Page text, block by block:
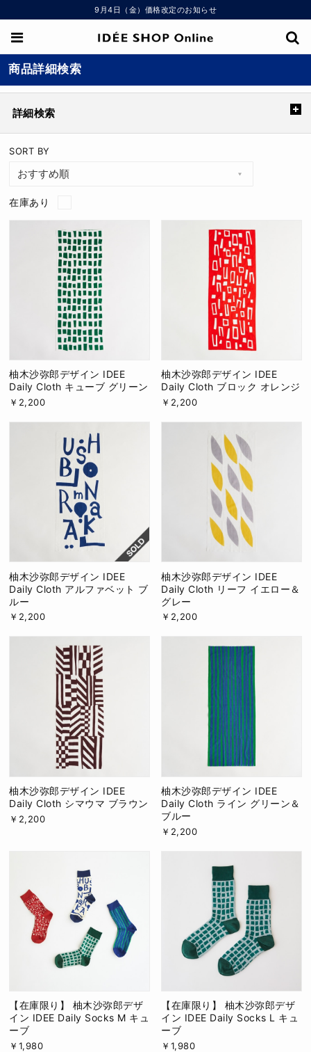
9月4日（金）価格改定のお知らせ
商品詳細検索
詳細検索
SORT BY
在庫あり
柚木沙弥郎デザイン IDEE
Daily Cloth キューブ グリーン
￥2,200
柚木沙弥郎デザイン IDEE
Daily Cloth ブロック オレンジ
￥2,200
柚木沙弥郎デザイン IDEE
Daily Cloth アルファベット ブ
ルー
￥2,200
柚木沙弥郎デザイン IDEE
Daily Cloth リーフ イエロー＆
グレー
￥2,200
柚木沙弥郎デザイン IDEE
Daily Cloth シマウマ ブラウン
￥2,200
柚木沙弥郎デザイン IDEE
Daily Cloth ライン グリーン＆
ブルー
￥2,200
【在庫限り】 柚木沙弥郎デザ
イン IDEE Daily Socks M キュ
ーブ
￥1,980
【在庫限り】 柚木沙弥郎デザ
イン IDEE Daily Socks L キュ
ーブ
￥1,980